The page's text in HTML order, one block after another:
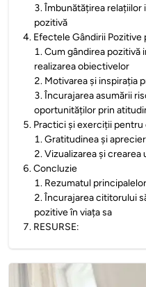
3.Îmbunătățirea relațiilor
pozitivă
4. Efectele Gândirii
1.Cum gândirea pozitivă
realizarea obiectivelor
2. Motivarea și inspirația
3.Încurajarea asumării
oportunităților prin
5. Practici și exerciții
1.Gratitudinea și
2.Vizualizarea și
6.Concluzie
1. Rezumatul
2.Încurajarea cititorului
pozitive în viața sa
7. RESURSE: